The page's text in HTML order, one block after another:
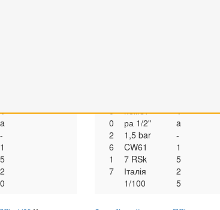
V
a
-
1
5
2
0
0
0
2
6
1
7
номет
ра 1/2"
1,5 bar
CW61
7 RSk
Італія
1/100
V
a
-
1
5
2
5